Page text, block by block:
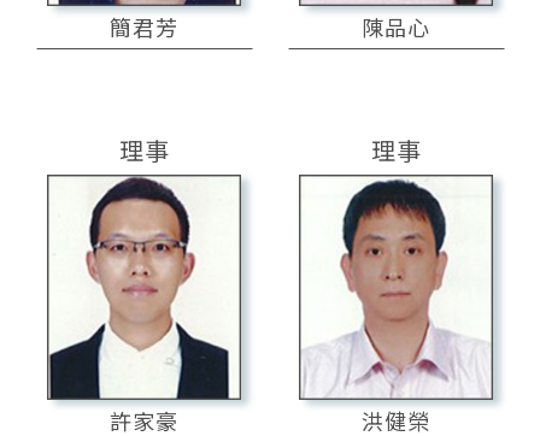
簡君芳 陳品心
理事
許家豪
理事
洪健榮